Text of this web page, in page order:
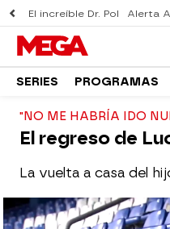
El increíble Dr. Pol Alerta
SERIES PROGRAMAS
"NO ME HABRÍA IDO
El regreso de
La vuelta a casa del